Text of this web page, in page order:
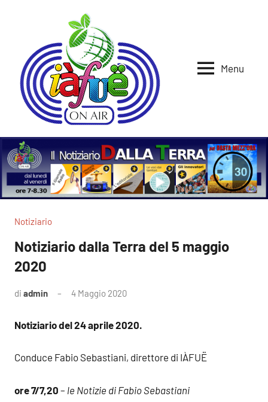
Iafue
Menu
Notiziario
Notiziario dalla Terra del 5 maggio
2020
di admin 4 Maggio 2020
Notiziario del 24 aprile 2020.
Conduce Fabio Sebastiani, direttore di IÀFUË
ore 7/7,20 – le Notizie di Fabio Sebastiani